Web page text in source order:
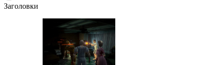
Заголовки